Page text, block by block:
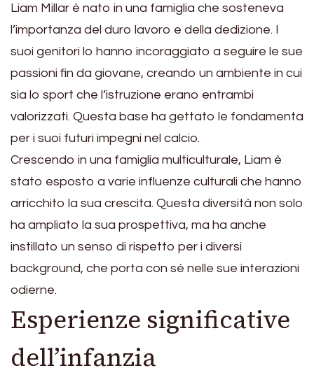
Liam Millar è nato in una famiglia che sosteneva
l’importanza del duro lavoro e della dedizione. I
suoi genitori lo hanno incoraggiato a seguire le sue
passioni fin da giovane, creando un ambiente in cui
sia lo sport che l’istruzione erano entrambi
valorizzati. Questa base ha gettato le fondamenta
per i suoi futuri impegni nel calcio.
Crescendo in una famiglia multiculturale, Liam è
stato esposto a varie influenze culturali che hanno
arricchito la sua crescita. Questa diversità non solo
ha ampliato la sua prospettiva, ma ha anche
instillato un senso di rispetto per i diversi
background, che porta con sé nelle sue interazioni
odierne.
Esperienze significative
dell’infanzia